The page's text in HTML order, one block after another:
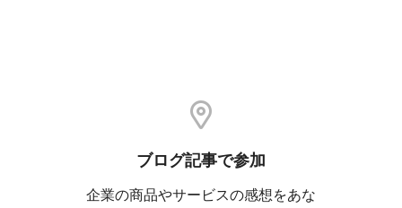
ブログ記事で参加
企業の商品やサービスの感想をあな